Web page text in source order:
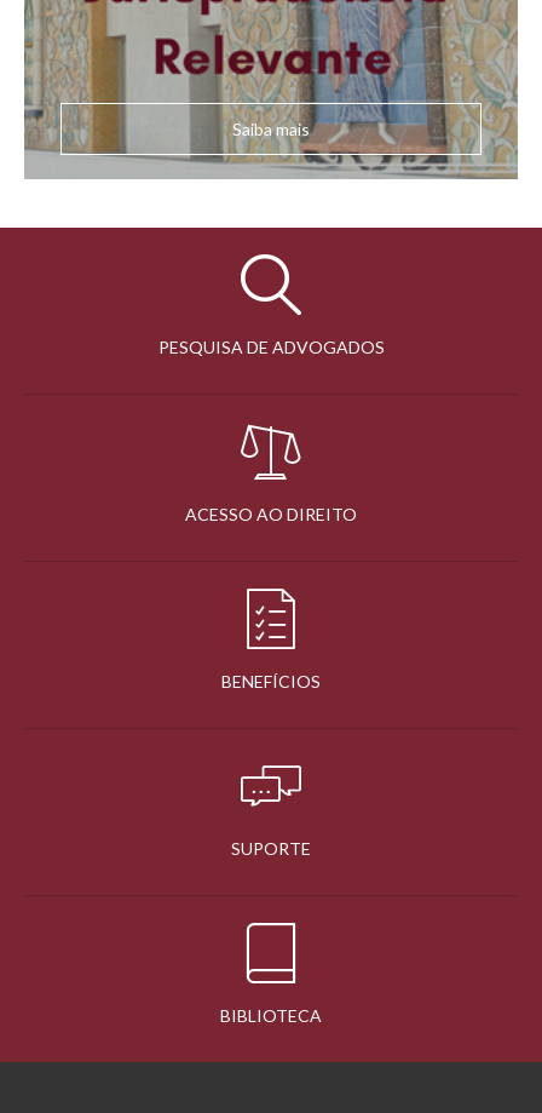
Saiba mais
PESQUISA DE ADVOGADOS
ACESSO AO DIREITO
BENEFÍCIOS
SUPORTE
BIBLIOTECA